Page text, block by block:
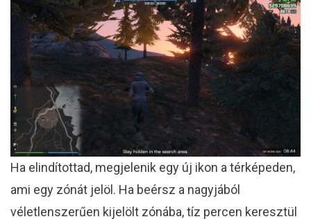
Ha elindítottad, megjelenik egy új ikon a térképeden,
ami egy zónát jelöl. Ha beérsz a nagyjából
véletlenszerűen kijelölt zónába, tíz percen keresztül